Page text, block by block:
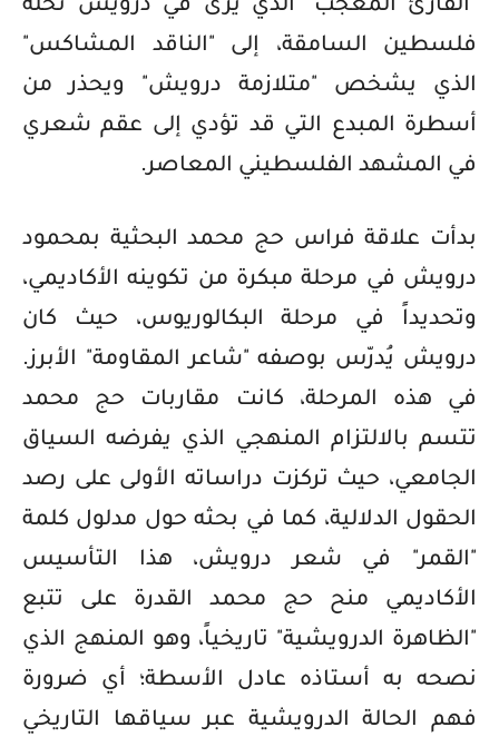
"القارئ المعجب" الذي يرى في درويش نخلة
فلسطين السامقة، إلى "الناقد المشاكس"
الذي يشخص "متلازمة درويش" ويحذر من
أسطرة المبدع التي قد تؤدي إلى عقم شعري
في المشهد الفلسطيني المعاصر.
بدأت علاقة فراس حج محمد البحثية بمحمود
درويش في مرحلة مبكرة من تكوينه الأكاديمي،
وتحديداً في مرحلة البكالوريوس، حيث كان
درويش يُدرّس بوصفه "شاعر المقاومة" الأبرز.
في هذه المرحلة، كانت مقاربات حج محمد
تتسم بالالتزام المنهجي الذي يفرضه السياق
الجامعي، حيث تركزت دراساته الأولى على رصد
الحقول الدلالية، كما في بحثه حول مدلول كلمة
"القمر" في شعر درويش، هذا التأسيس
الأكاديمي منح حج محمد القدرة على تتبع
"الظاهرة الدرويشية" تاريخياً، وهو المنهج الذي
نصحه به أستاذه عادل الأسطة؛ أي ضرورة
فهم الحالة الدرويشية عبر سياقها التاريخي